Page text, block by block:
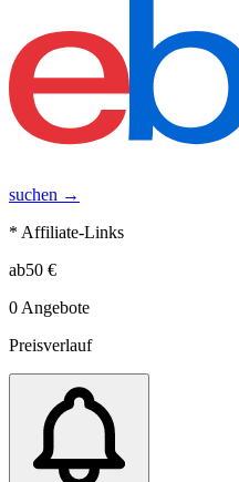
suchen →
* Affiliate-Links
ab50 €
0 Angebote
Preisverlauf